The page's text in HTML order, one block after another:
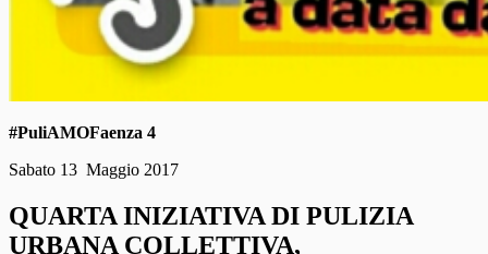
#PuliAMOFaenza 4
Sabato 13 Maggio 2017
QUARTA INIZIATIVA DI PULIZIA
URBANA COLLETTIVA,